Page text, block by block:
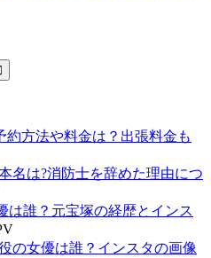
約方法や料金は？出張料金も
名は?消防士を辞めた理由につ
は誰？元宝塚の経歴とインス
の女優は誰？インスタの画像